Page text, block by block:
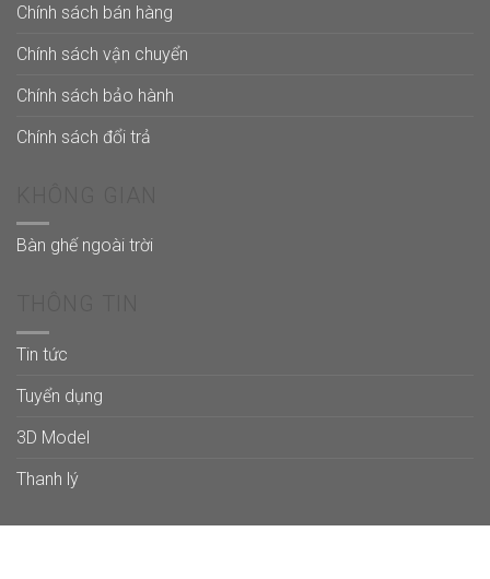
Chính sách bán hàng
Chính sách vận chuyển
Chính sách bảo hành
Chính sách đổi trả
Bàn ghế ngoài trời
Tin tức
Tuyển dụng
3D Model
Thanh lý